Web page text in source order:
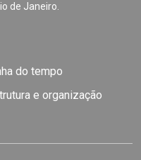
de Janeiro.
do tempo
e organização